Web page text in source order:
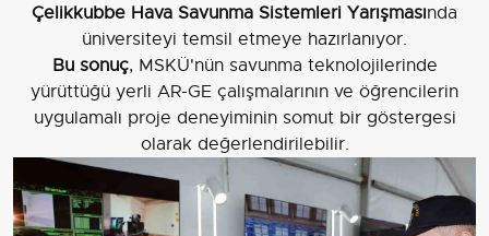
Çelikkubbe Hava Savunma Sistemleri Yarışmasında
üniversiteyi temsil etmeye hazırlanıyor.
Bu sonuç, MSKÜ'nün savunma teknolojilerinde
yürüttüğü yerli AR-GE çalışmalarının ve öğrencilerin
uygulamalı proje deneyiminin somut bir göstergesi
olarak değerlendirilebilir.